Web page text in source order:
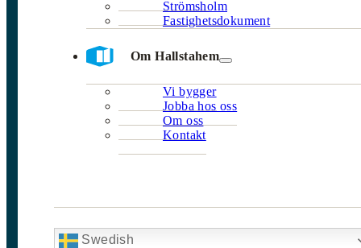
Strömsholm
Fastighetsdokument
Om Hallstahem
Vi bygger
Jobba hos oss
Om oss
Kontakt
Swedish